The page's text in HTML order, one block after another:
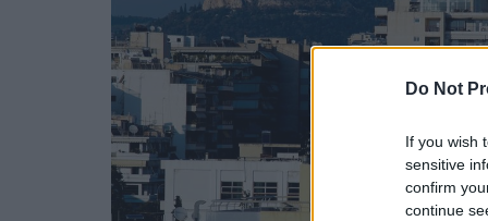
Do Not
If you wish
sensitive
confirm
continue